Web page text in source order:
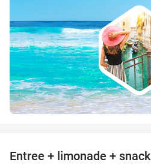
Entree + limonade + snack